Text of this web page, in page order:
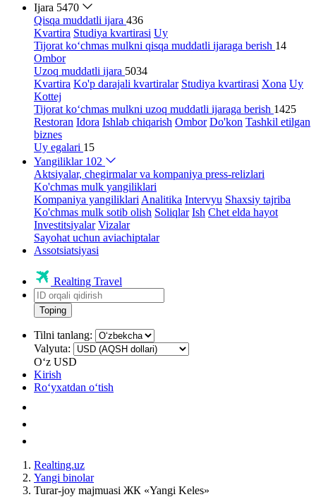
Ijara 5470
Qisqa muddatli ijara 436
Kvartira Studiya kvartirasi Uy
Tijorat ko‘chmas mulkni qisqa muddatli ijaraga berish 14
Ombor
Uzoq muddatli ijara 5034
Kvartira Ko'p darajali kvartiralar Studiya kvartirasi Xona Uy
Kottej
Tijorat ko‘chmas mulkni uzoq muddatli ijaraga berish 1425
Restoran Idora Ishlab chiqarish Ombor Do'kon Tashkil etilgan
biznes
Uy egalari 15
Yangiliklar 102
Aktsiyalar, chegirmalar va kompaniya press-relizlari
Ko'chmas mulk yangiliklari
Kompaniya yangiliklari Analitika Intervyu Shaxsiy tajriba
Ko'chmas mulk sotib olish Soliqlar Ish Chet elda hayot
Investitsiyalar Vizalar
Sayohat uchun aviachiptalar
Assotsiatsiyasi
Realting Travel
Toping
Tilni tanlang:
Valyuta:
Oʻz USD
Kirish
Roʻyxatdan oʻtish
Realting.uz
Yangi binolar
Turar-joy majmuasi ЖК «Yangi Keles»